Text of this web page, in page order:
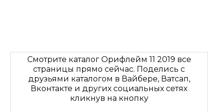
Смотрите каталог Орифлейм 11 2019 все
страницы прямо сейчас. Поделись с
друзьями каталогом в Вайбере, Ватсап,
Вконтакте и других социальных сетях
кликнув на кнопку